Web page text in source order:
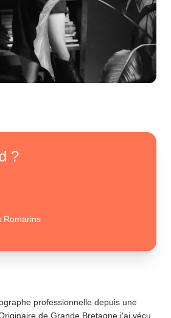
?
Romarins
professionnelle depuis une
de Grande Bretagne j'ai vécu